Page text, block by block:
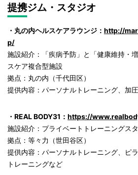
提携ジム・スタジオ
・丸の内ヘルスケアラウンジ： http://
p/
施設紹介：「疾病予防」と「健康維持・
スケア複合型施設
拠点：丸の内（千代田区）
提供内容：パーソナルトレーニング、加
・REAL BODY31： https://
施設紹介：プライベートトレーニングス
拠点：等々力（世田谷区）
提供内容：パーソナルトレーニング、ピ
トレーニングなど